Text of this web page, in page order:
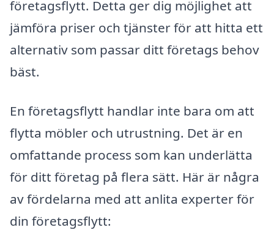
företagsflytt. Detta ger dig möjlighet att
jämföra priser och tjänster för att hitta ett
alternativ som passar ditt företags behov
bäst.
En företagsflytt handlar inte bara om att
flytta möbler och utrustning. Det är en
omfattande process som kan underlätta
för ditt företag på flera sätt. Här är några
av fördelarna med att anlita experter för
din företagsflytt: